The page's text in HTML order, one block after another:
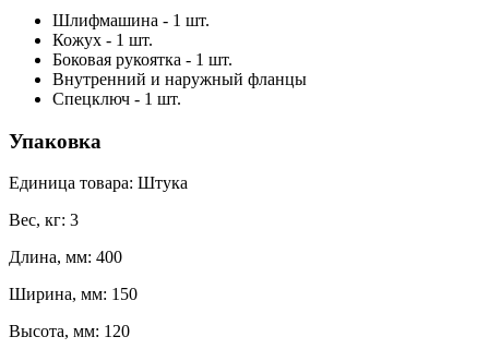
Шлифмашина - 1 шт.
Кожух - 1 шт.
Боковая рукоятка - 1 шт.
Внутренний и наружный фланцы
Спецключ - 1 шт.
Упаковка
Единица товара: Штука
Вес, кг: 3
Длина, мм: 400
Ширина, мм: 150
Высота, мм: 120